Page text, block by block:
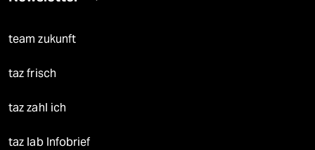
team zukunft
taz frisch
taz zahl ich
taz lab Infobrief